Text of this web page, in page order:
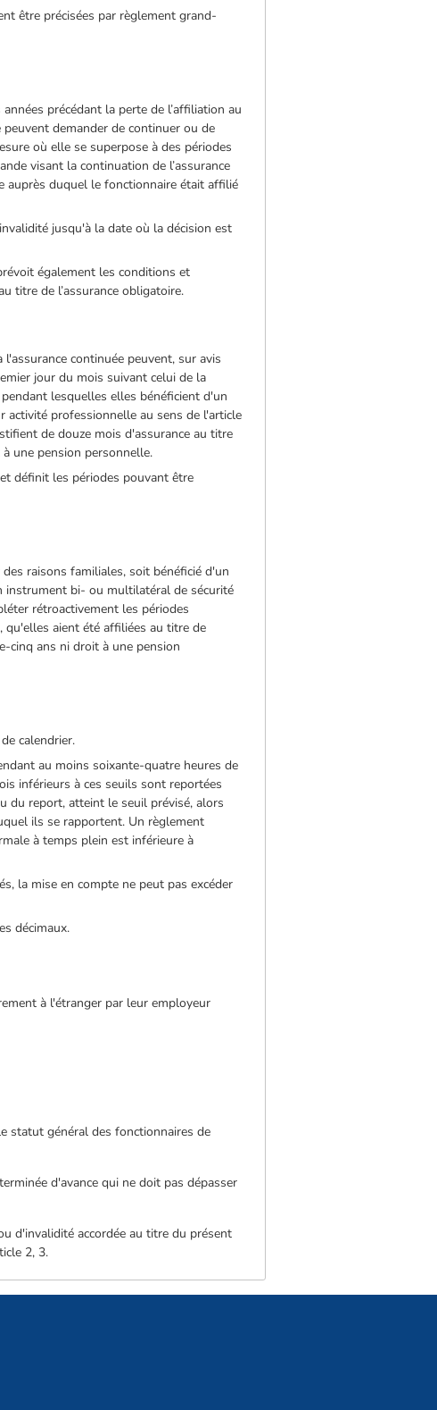
être précisées par règlement grand-
précédant la perte de l’affiliation au
demander de continuer ou de
où elle se superpose à des périodes
visant la continuation de l’assurance
auprès duquel le fonctionnaire était affilié
jusqu'à la date où la décision est
également les conditions et
titre de l’assurance obligatoire.
continuée peuvent, sur avis
jour du mois suivant celui de la
lesquelles elles bénéficient d'un
professionnelle au sens de l'article
de douze mois d'assurance au titre
une pension personnelle.
définit les périodes pouvant être
raisons familiales, soit bénéficié d'un
instrument bi- ou multilatéral de sécurité
rétroactivement les périodes
aient été affiliées au titre de
cinq ans ni droit à une pension
calendrier.
au moins soixante-quatre heures de
inférieurs à ces seuils sont reportées
du report, atteint le seuil prévisé, alors
ils se rapportent. Un règlement
à temps plein est inférieure à
la mise en compte ne peut pas excéder
décimaux.
à l'étranger par leur employeur
statut général des fonctionnaires de
d'avance qui ne doit pas dépasser
d'invalidité accordée au titre du présent
2, 3.